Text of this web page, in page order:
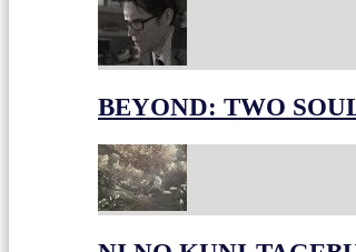
BEYOND: TWO